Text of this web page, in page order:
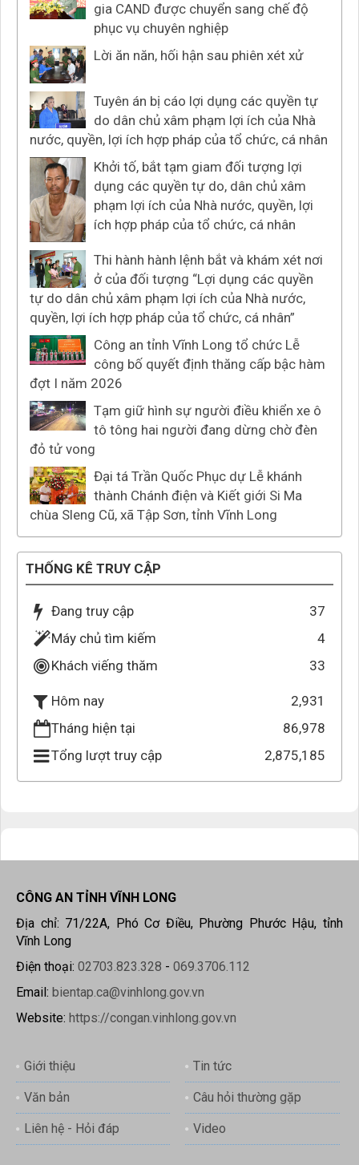
gia CAND được chuyển sang chế độ
phục vụ chuyên nghiệp
Lời ăn năn, hối hận sau phiên xét xử
Tuyên án bị cáo lợi dụng các quyền tự
do dân chủ xâm phạm lợi ích của Nhà
nước, quyền, lợi ích hợp pháp của tổ chức, cá nhân
Khởi tố, bắt tạm giam đối tượng lợi
dụng các quyền tự do, dân chủ xâm
phạm lợi ích của Nhà nước, quyền, lợi
ích hợp pháp của tổ chức, cá nhân
Thi hành hành lệnh bắt và khám xét nơi
ở của đối tượng “Lợi dụng các quyền
tự do dân chủ xâm phạm lợi ích của Nhà nước,
quyền, lợi ích hợp pháp của tổ chức, cá nhân”
Công an tỉnh Vĩnh Long tổ chức Lễ
công bố quyết định thăng cấp bậc hàm
đợt I năm 2026
Tạm giữ hình sự người điều khiển xe ô
tô tông hai người đang dừng chờ đèn
đỏ tử vong
Đại tá Trần Quốc Phục dự Lễ khánh
thành Chánh điện và Kiết giới Si Ma
chùa Sleng Cũ, xã Tập Sơn, tỉnh Vĩnh Long
THỐNG KÊ TRUY CẬP
Đang truy cập
37
Máy chủ tìm kiếm
4
Khách viếng thăm
33
Hôm nay
2,931
Tháng hiện tại
86,978
Tổng lượt truy cập
2,875,185
CÔNG AN TỈNH VĨNH LONG
Địa chỉ: 71/22A, Phó Cơ Điều, Phường Phước Hậu, tỉnh
Vĩnh Long
Điện thoại: 02703.823.328 - 069.3706.112
Email: bientap.ca@vinhlong.gov.vn
Website: https://congan.vinhlong.gov.vn
Giới thiệu Tin tức
Văn bản Câu hỏi thường gặp
Liên hệ - Hỏi đáp Video